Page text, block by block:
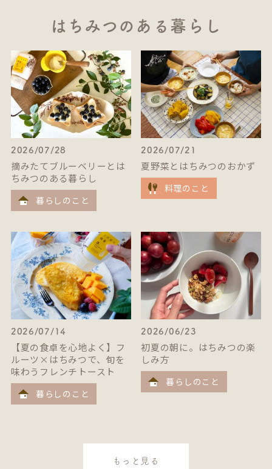
はちみつのある暮らし
2026/07/28
摘みたてブルーベリーとは
ちみつのある暮らし
暮らしのこと
2026/07/21
夏野菜とはちみつのおかず
料理のこと
2026/07/14
【夏の食卓を心地よく】フ
ルーツ×はちみつで、旬を
味わうフレンチトースト
暮らしのこと
2026/06/23
初夏の朝に。はちみつの楽
しみ方
暮らしのこと
もっと見る